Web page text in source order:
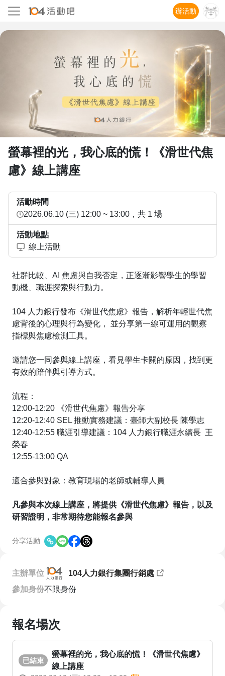
辦活動
螢幕裡的光，我心底的慌！《滑世代焦
慮》線上講座
活動時間
2026.06.10 (三) 12:00 ~ 13:00 ，共 1 場
活動地點
線上活動
社群比較、AI 焦慮與自我否定，正逐漸影響學生的學習
動機、職涯探索與行動力。
104 人力銀行發布《滑世代焦慮》報告，解析年輕世代焦
慮背後的心理與行為變化， 並分享第一線可運用的觀察
指標與焦慮檢測工具。
邀請您一同參與線上講座，看見學生卡關的原因，找到更
有效的陪伴與引導方式。
流程：
12:00-12:20 《滑世代焦慮》報告分享
12:20-12:40 SEL 推動實務建議：臺師大副校長 陳學志
12:40-12:55 職涯引導建議：104 人力銀行職涯永續長 王
榮春
12:55-13:00 QA
適合參與對象：教育現場的老師或輔導人員
凡參與本次線上講座，將提供《滑世代焦慮》報告，以及
研習證明，非常期待您能報名參與
分享活動 :
主辦單位
104人力銀行集團行銷處
參加身份不限身份
報名場次
已結束
螢幕裡的光，我心底的慌！《滑世代焦慮》
線上講座